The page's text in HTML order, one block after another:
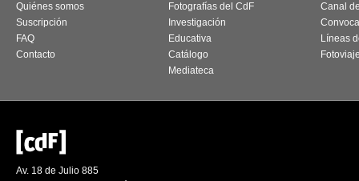
Quiénes somos
Suscripción
FAQ
Contacto
Fotografías del CdF
Investigación
Educativa
Catálogo
Mediateca
Canal
Líneas
Av. 18 de Julio 885